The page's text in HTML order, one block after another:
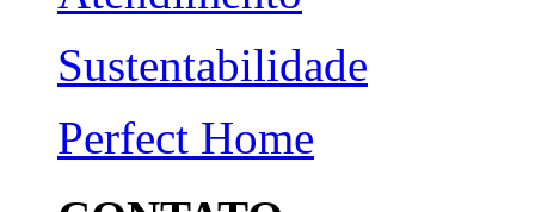
Sustentabilidade
Perfect Home